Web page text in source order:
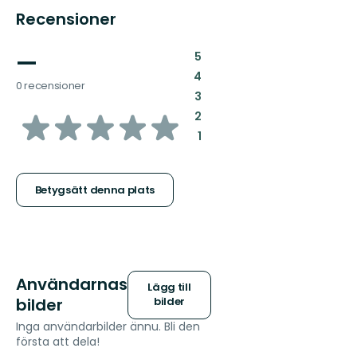
Recensioner
—
0 recensioner
av
stjärnor
Betygsätt denna plats
5:
4:
3:
2:
1:
Användarnas
bilder
Lägg till
bilder
Inga användarbilder ännu. Bli den
första att dela!